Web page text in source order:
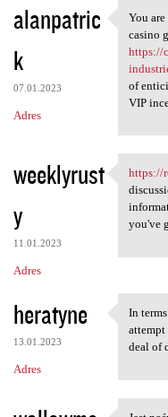
alanpatric
k
07.01.2023
Adres
You
You
casino
https://
of
VIP
weeklyrust
y
11.01.2023
Adres
https://
you've
heratyne
13.01.2023
Adres
In
In
attempt
deal of